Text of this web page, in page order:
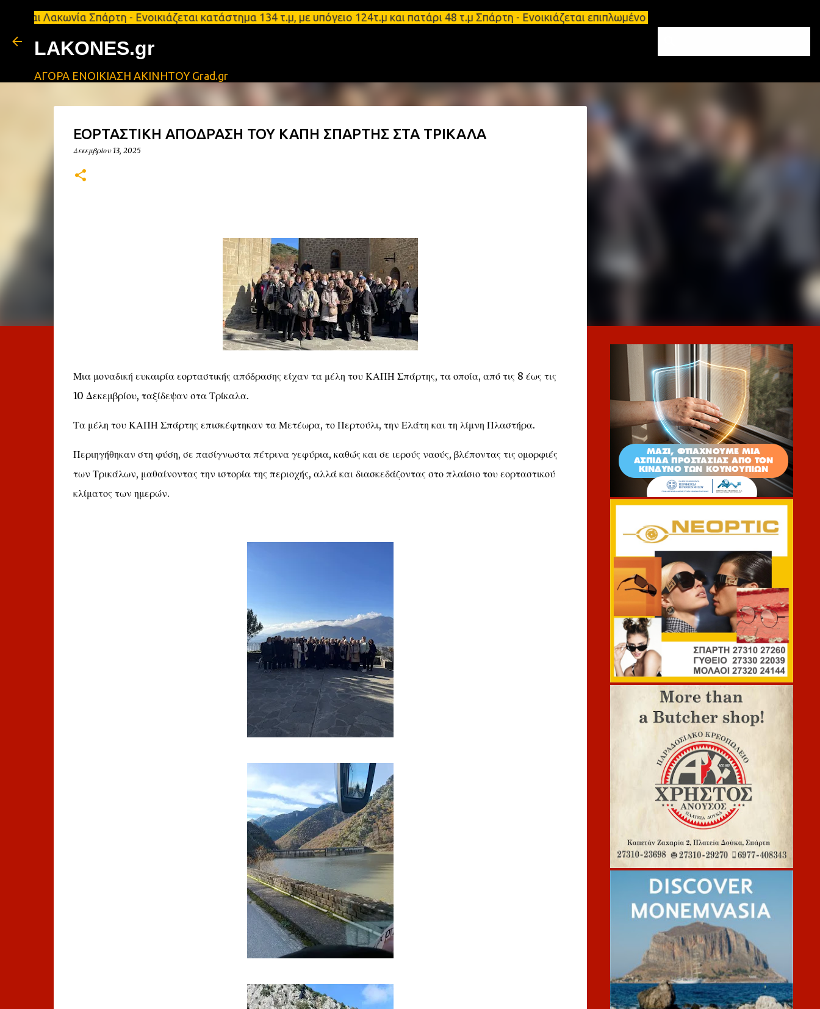
Μετάβαση στο κύριο περιεχόμενο
Σπάρτη - Ενοικιάζεται κατάστημα 134 τ.μ, με υπόγειο 124τ.μ και πατάρι 48 τ.μ Σπάρτη - Ενοικιάζεται επιπλωμένο διαμέρισμα 65τ.μ Σπάρτη -
LAKONES.gr
ΑΓΟΡΑ ΕΝΟΙΚΙΑΣΗ ΑΚΙΝΗΤΟΥ Grad.gr
ΕΟΡΤΑΣΤΙΚΗ ΑΠΟΔΡΑΣΗ ΤΟΥ ΚΑΠΗ ΣΠΑΡΤΗΣ ΣΤΑ ΤΡΙΚΑΛΑ
Δεκεμβρίου 13, 2025
Μια μοναδική ευκαιρία εορταστικής απόδρασης είχαν τα μέλη του ΚΑΠΗ Σπάρτης, τα οποία, από τις 8 έως τις
10 Δεκεμβρίου, ταξίδεψαν στα Τρίκαλα.
Τα μέλη του ΚΑΠΗ Σπάρτης επισκέφτηκαν τα Μετέωρα, το Περτούλι, την Ελάτη και τη λίμνη Πλαστήρα.
Περιηγήθηκαν στη φύση, σε πασίγνωστα πέτρινα γεφύρια, καθώς και σε ιερούς ναούς, βλέποντας τις ομορφιές
των Τρικάλων, μαθαίνοντας την ιστορία της περιοχής, αλλά και διασκεδάζοντας στο πλαίσιο του εορταστικού
κλίματος των ημερών.